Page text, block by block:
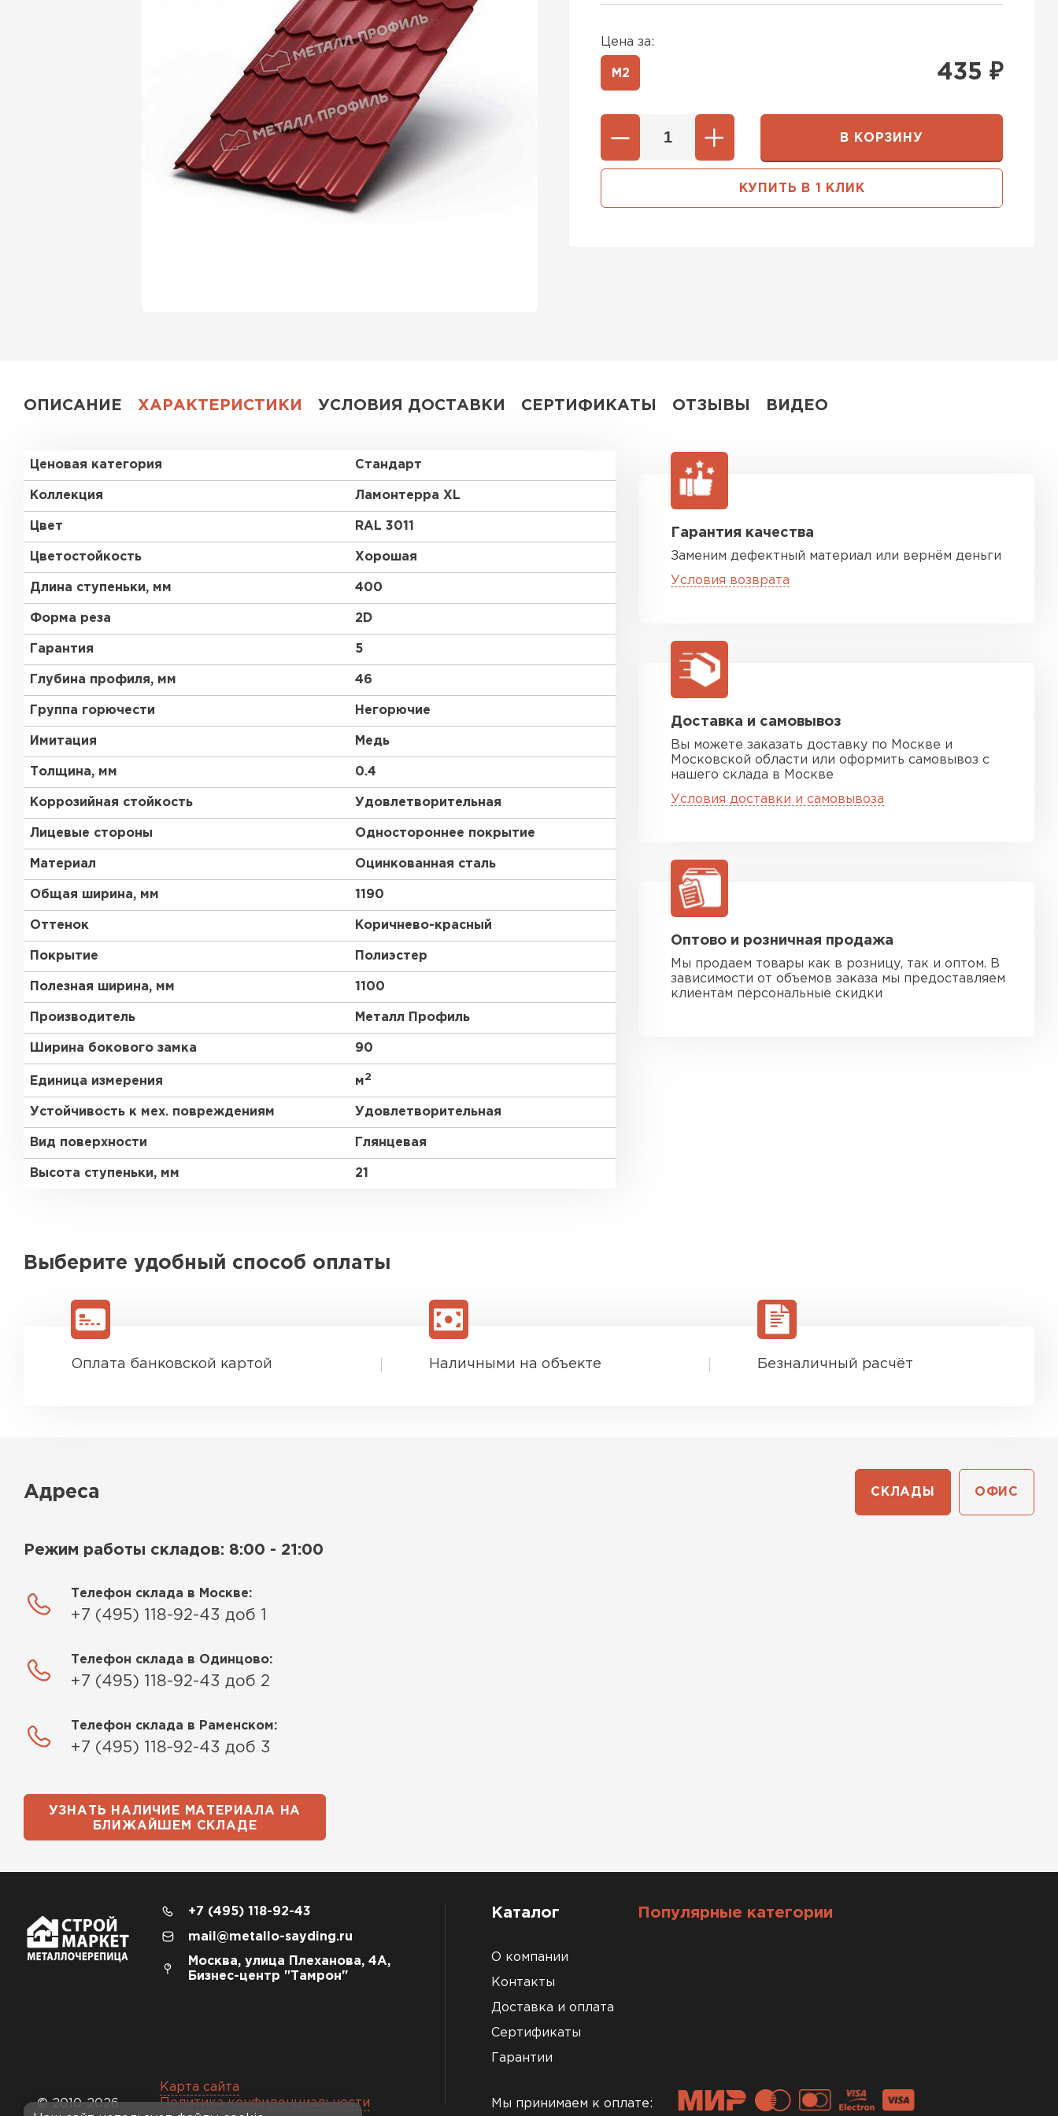
Цена за:
М2 435 ₽
В КОРЗИНУ
КУПИТЬ В 1 КЛИК
ОПИСАНИЕ ХАРАКТЕРИСТИКИ УСЛОВИЯ ДОСТАВКИ СЕРТИФИКАТЫ ОТЗЫВЫ ВИДЕО
Ценовая категория Стандарт
Коллекция Ламонтерра XL
Цвет RAL 3011
Цветостойкость Хорошая
Длина ступеньки, мм 400
Форма реза 2D
Гарантия 5
Глубина профиля, мм 46
Группа горючести Негорючие
Имитация Медь
Толщина, мм 0.4
Коррозийная стойкость Удовлетворительная
Лицевые стороны Одностороннее покрытие
Материал Оцинкованная сталь
Общая ширина, мм 1190
Оттенок Коричнево-красный
Покрытие Полиэстер
Полезная ширина, мм 1100
Производитель Металл Профиль
Ширина бокового замка 90
Единица измерения м2
Устойчивость к мех. повреждениям Удовлетворительная
Вид поверхности Глянцевая
Высота ступеньки, мм 21
Гарантия качества
Заменим дефектный материал или вернём деньги
Условия возврата
Доставка и самовывоз
Вы можете заказать доставку по Москве и
Московской области или оформить самовывоз с
нашего склада в Москве
Условия доставки и самовывоза
Оптово и розничная продажа
Мы продаем товары как в розницу, так и оптом. В
зависимости от объемов заказа мы предоставляем
клиентам персональные скидки
Выберите удобный способ оплаты
Оплата банковской картой Наличными на объекте Безналичный расчёт
Адреса СКЛАДЫ ОФИС
Режим работы складов: 8:00 - 21:00
Телефон склада в Москве:
+7 (495) 118-92-43 доб 1
Телефон склада в Одинцово:
+7 (495) 118-92-43 доб 2
Телефон склада в Раменском:
+7 (495) 118-92-43 доб 3
УЗНАТЬ НАЛИЧИЕ МАТЕРИАЛА НА
БЛИЖАЙШЕМ СКЛАДЕ
© 2010-2026
+7 (495) 118-92-43
mail@metallo-sayding.ru
Москва, улица Плеханова, 4А,
Бизнес-центр "Тамрон"
Карта сайта
Политика конфиденциальности
Каталог
О компании
Контакты
Доставка и оплата
Сертификаты
Гарантии
Популярные категории
Мы принимаем к оплате: